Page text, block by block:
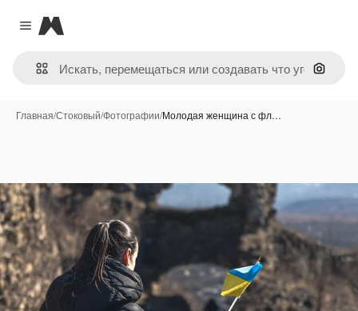
Close menu
Magnific
Поиск
Главная/Стоковый/Фотографии/Молодая женщина с фл…